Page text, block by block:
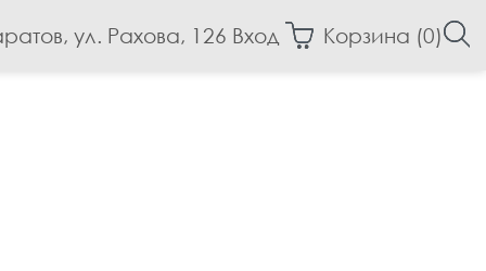
ул. Рахова, 126 Вход Корзина (0)